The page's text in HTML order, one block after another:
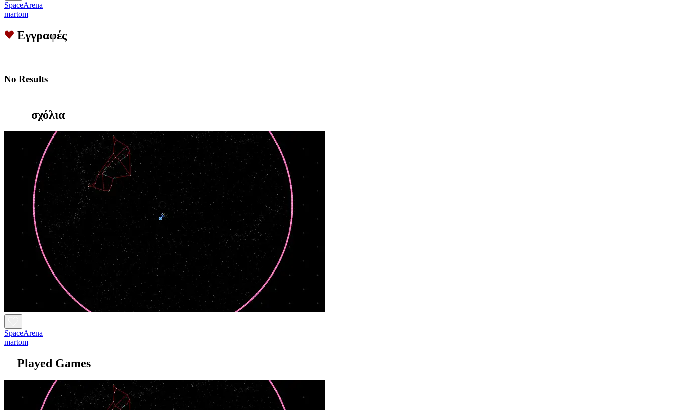
SpaceArena
martom
Εγγραφές
No Results
σχόλια
SpaceArena
martom
Played Games